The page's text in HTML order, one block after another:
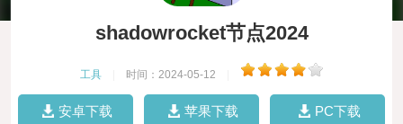
shadowrocket节点2024
工具 时间：2024-05-12
安卓下载 苹果下载 PC下载